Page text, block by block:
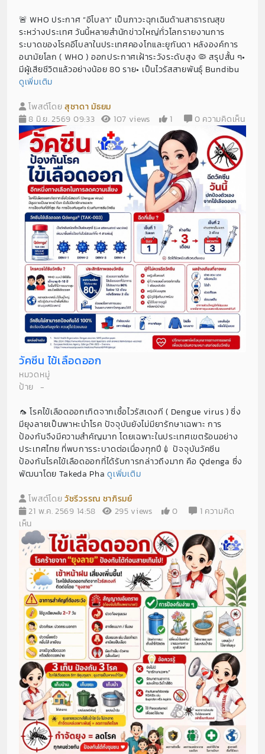
🚨 WHO ประกาศ “อีโบลา” เป็นภาวะฉุกเฉินด้านสาธารณสุข
ระหว่างประเทศ วันนี้หลายสำนักข่าวใหญ่ทั่วโลกรายงานการ
ระบาดของโรคอีโบลาในประเทศคองโกและยูกันดา หลังองค์การ
อนามัยโลก ( WHO ) ออกประกาศเฝ้าระวังระดับสูง 🦠 สรุปสั้น ๆ•
มีผู้เสียชีวิตแล้วอย่างน้อย 80 ราย• เป็นไวรัสสายพันธุ์ Bundibu
ดูเพิ่มเติม
โพสต์โดยสุชาดา มัธยม
8 มิ.ย. 2569 09:33
107 views 1 0 ความคิดเห็น
วัคซีน ไข้เลือดออก
หมวดหมู่
ป้าย-
🦟 โรคไข้เลือดออกเกิดจากเชื้อไวรัสเดงกี ( Dengue virus ) ซึ่ง
มียุงลายเป็นพาหะนำโรค ปัจจุบันยังไม่มียารักษาเฉพาะ การ
ป้องกันจึงมีความสำคัญมาก โดยเฉพาะในประเทศเขตร้อนอย่าง
ประเทศไทย ที่พบการระบาดต่อเนื่องทุกปี💉 ปัจจุบันวัคซีน
ป้องกันโรคไข้เลือดออกที่ได้รับการกล่าวถึงมาก คือ Qdenga ซึ่ง
พัฒนาโดย Takeda Pha ดูเพิ่มเติม
โพสต์โดยวัชรีวรรณ ชาภิรมย์
21 พ.ค. 2569 14:58
295 views 0
1 ความคิด
เห็น